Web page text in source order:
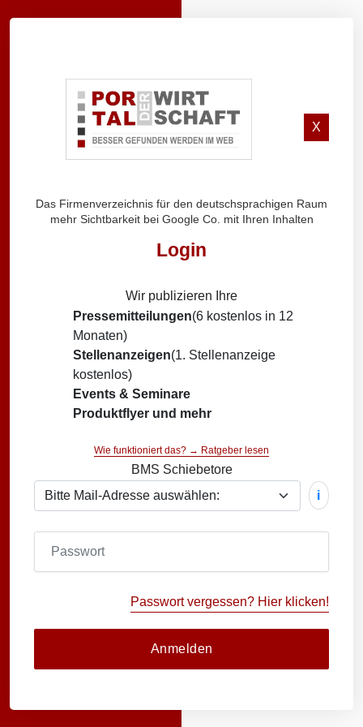
X
Das Firmenverzeichnis für den deutschsprachigen Raum
mehr Sichtbarkeit bei Google Co. mit Ihren Inhalten
Login
Wir publizieren Ihre
Pressemitteilungen(6 kostenlos in 12
Monaten)
Stellenanzeigen(1. Stellenanzeige
kostenlos)
Events & Seminare
Produktflyer und mehr
Wie funktioniert das? → Ratgeber lesen
BMS Schiebetore
i
Passwort vergessen? Hier klicken!
Anmelden